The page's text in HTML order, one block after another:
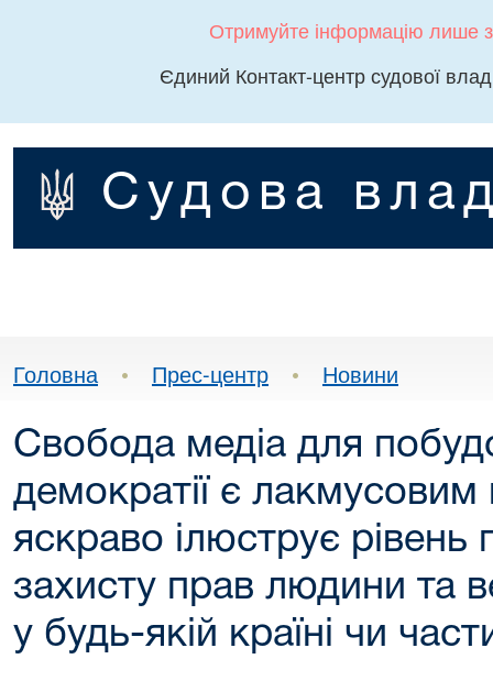
Отримуйте інформацію лише
Єдиний Контакт-центр судової
Судова
Головна • Прес-центр • Новини
Свобода медіа для
демократії є
яскраво ілюструє рівень
захисту прав людини та
у будь-якій країні чи